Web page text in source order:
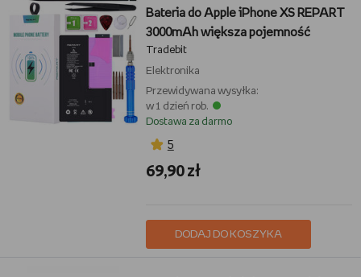
Bateria do Apple iPhone XS REPART
3000mAh większa pojemność
Tradebit
Elektronika
Przewidywana wysyłka:
w 1 dzień rob.
Dostawa za darmo
5
69,90 zł
DODAJ DO KOSZYKA